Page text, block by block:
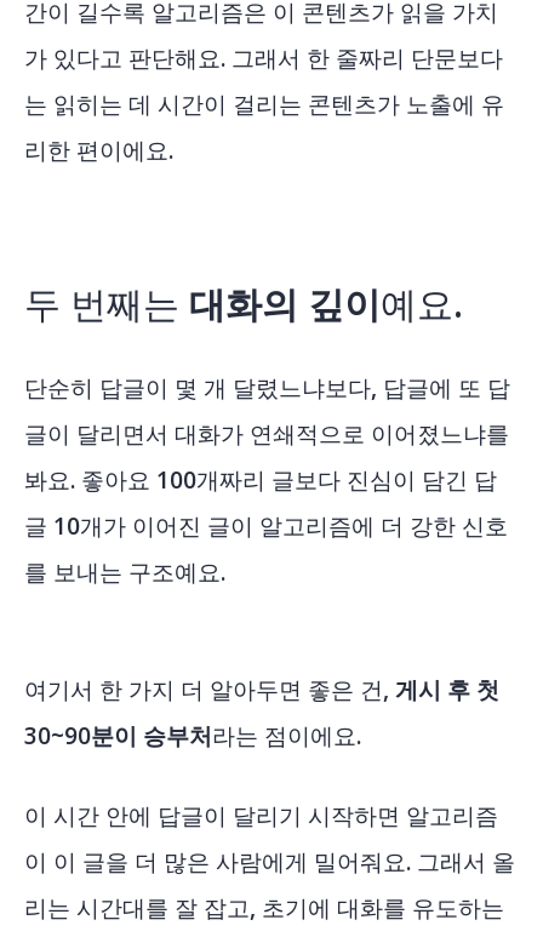
간이 길수록 알고리즘은 이 콘텐츠가 읽을 가치
가 있다고 판단해요. 그래서 한 줄짜리 단문보다
는 읽히는 데 시간이 걸리는 콘텐츠가 노출에 유
리한 편이에요.
두 번째는 대화의 깊이예요.
단순히 답글이 몇 개 달렸느냐보다, 답글에 또 답
글이 달리면서 대화가 연쇄적으로 이어졌느냐를
봐요. 좋아요 100개짜리 글보다 진심이 담긴 답
글 10개가 이어진 글이 알고리즘에 더 강한 신호
를 보내는 구조예요.
여기서 한 가지 더 알아두면 좋은 건, 게시 후 첫
30~90분이 승부처라는 점이에요.
이 시간 안에 답글이 달리기 시작하면 알고리즘
이 이 글을 더 많은 사람에게 밀어줘요. 그래서 올
리는 시간대를 잘 잡고, 초기에 대화를 유도하는